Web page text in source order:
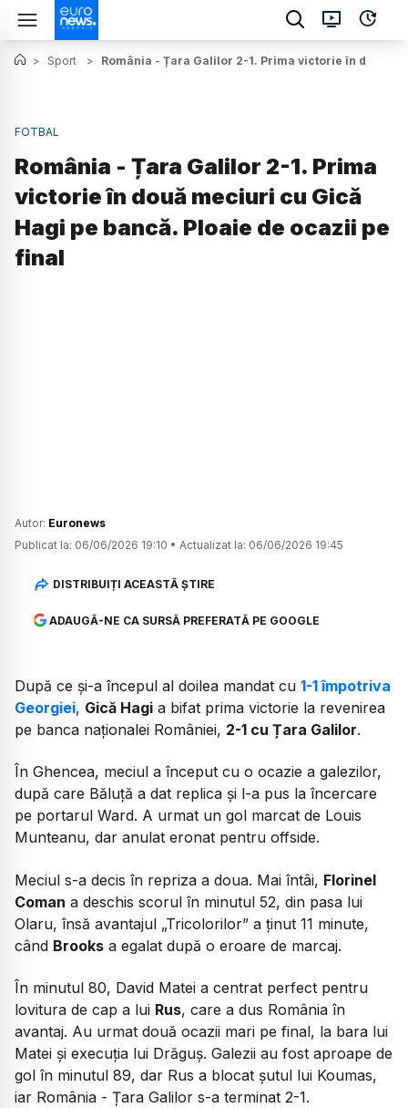
> Sport > România - Țara Galilor 2-1. Prima victorie în două
FOTBAL
România - Țara Galilor 2-1. Prima
victorie în două meciuri cu Gică
Hagi pe bancă. Ploaie de ocazii pe
final
Autor: Euronews
Publicat la: 06/06/2026 19:10 • Actualizat la: 06/06/2026 19:45
DISTRIBUIȚI ACEASTĂ ȘTIRE
ADAUGĂ-NE CA SURSĂ PREFERATĂ PE GOOGLE
După ce și-a începul al doilea mandat cu 1-1 împotriva
Georgiei, Gică Hagi a bifat prima victorie la revenirea
pe banca naționalei României, 2-1 cu Țara Galilor.
În Ghencea, meciul a început cu o ocazie a galezilor,
după care Băluță a dat replica și l-a pus la încercare
pe portarul Ward. A urmat un gol marcat de Louis
Munteanu, dar anulat eronat pentru offside.
Meciul s-a decis în repriza a doua. Mai întâi, Florinel
Coman a deschis scorul în minutul 52, din pasa lui
Olaru, însă avantajul „Tricolorilor” a ținut 11 minute,
când Brooks a egalat după o eroare de marcaj.
În minutul 80, David Matei a centrat perfect pentru
lovitura de cap a lui Rus, care a dus România în
avantaj. Au urmat două ocazii mari pe final, la bara lui
Matei și execuția lui Drăguș. Galezii au fost aproape de
gol în minutul 89, dar Rus a blocat șutul lui Koumas,
iar România - Țara Galilor s-a terminat 2-1.